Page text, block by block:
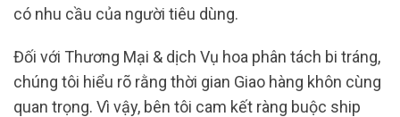
có nhu cầu của người tiêu dùng.
Đối với Thương Mại & dịch Vụ hoa phân tách bi tráng,
chúng tôi hiểu rõ rằng thời gian Giao hàng khôn cùng
quan trọng. Vì vậy, bên tôi cam kết ràng buộc ship